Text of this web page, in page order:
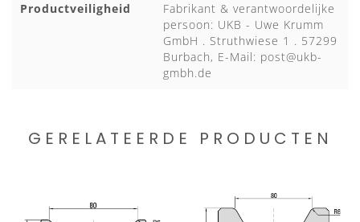
Productveiligheid
Fabrikant & verantwoordelijke
persoon: UKB - Uwe Krumm
GmbH . Struthwiese 1 . 57299
Burbach, E-Mail: post@ukb-
gmbh.de
GERELATEERDE PRODUCTEN